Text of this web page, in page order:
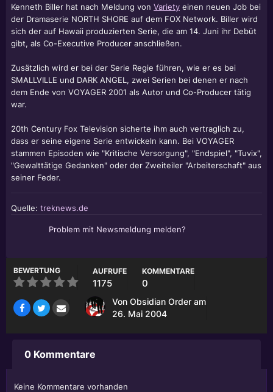
Kenneth Biller hat nach Meldung von Variety einen neuen Job bei
der Dramaserie NORTH SHORE auf dem FOX Network. Biller wird
sich der auf Hawaii produzierten Serie, die am 14. Juni ihr Debüt
gibt, als Co-Executive Producer anschließen.
Zusätzlich wird er bei der Serie Regie führen, wie er es bei
SMALLVILLE und DARK ANGEL, zwei Serien bei denen er nach
dem Ende von VOYAGER 2001 als Autor und Co-Producer tätig
war.
20th Century Fox Television sicherte ihm auch vertraglich zu,
dass er seine eigene Serie entwickeln kann. Bei VOYAGER
stammen Episoden wie "Kritische Versorgung", "Endspiel", "Tuvix",
"Gewalttätige Gedanken" oder der Zweiteiler "Arbeiterschaft" aus
seiner Feder.
Quelle: treknews.de
Problem mit Newsmeldung melden?
BEWERTUNG AUFRUFE
1175
KOMMENTARE
0
Von Obsidian Order am
26. Mai 2004
0 Kommentare
Keine Kommentare vorhanden